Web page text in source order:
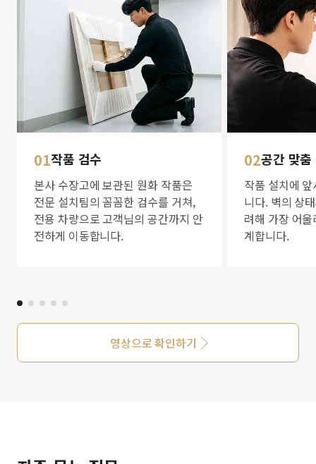
01작품 검수
본사 수장고에 보관된 원화 작품은
전문 설치팀의 꼼꼼한 검수를 거쳐,
전용 차량으로 고객님의 공간까지 안
전하게 이동합니다.
02공간 맞
작품 설치에
니다. 벽의 상
려해 가장 어
계합니다.
영상으로 확인하기